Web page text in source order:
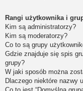
Rangi użytkownika i
Kim są administratorzy?
Kim są moderatorzy?
Co to są grupy
Gdzie znajduje się spis
grupy?
W jaki sposób można
Dlaczego niektóre nazwy